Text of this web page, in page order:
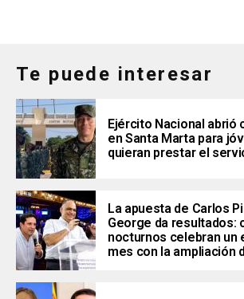
Te puede interesar
Ejército Nacional abrió
en Santa Marta para
quieran prestar el
La apuesta de Carlos
George da resultados:
nocturnos celebran un
mes con la ampliación